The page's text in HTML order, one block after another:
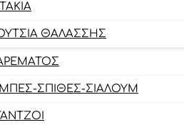
ΘΑΛΆΣΣΗΣ
ΣΠΊΘΕΣ-ΣΊΑΛΟΥΜ